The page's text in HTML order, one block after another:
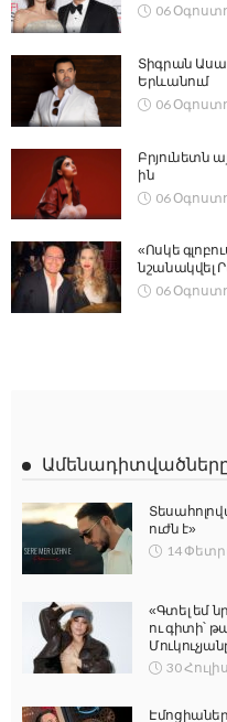
06
Տիգրան
Երևանում
06
Բրյունետն
ին
06
«Ոսկե
նշանակվել
06
ուժն է»
14
«Գտել եմ
ու գիտի՝
30